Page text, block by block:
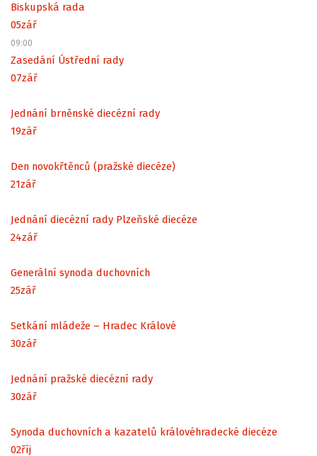
Biskupská rada
05zář
09:00
Zasedání Ústřední rady
07zář
Jednání brněnské diecézní rady
19zář
Den novokřtěnců (pražské diecéze)
21zář
Jednání diecézní rady Plzeňské diecéze
24zář
Generální synoda duchovních
25zář
Setkání mládeže – Hradec Králové
30zář
Jednání pražské diecézní rady
30zář
Synoda duchovních a kazatelů královéhradecké diecéze
02říj